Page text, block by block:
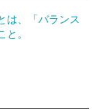
は、「バランス
と。